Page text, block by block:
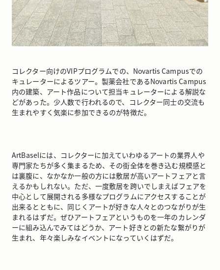
コレクター向けのVIPプログラムでの、Novartis Campusでの
キュレーターによるツアー。製薬会社であるNovartis Campus
内の建築、アート作品について担当キュレーターによる解説な
どがあった。少人数で行われるので、コレクター同士の交流も
生まれやすく気楽に参加できるのが特徴だ。
ArtBaselには、コレクターに加えていわゆるアートの業界人や
専門家たちが多く集まるため、その街全体を巻き込む規模感と
は裏腹に、なかなか一般の方には敷居が高いアートフェアと言
えるかもしれない。ただ、一度敷居を跨いでしまえばフェアを
中心として展開される多様なプログラムにアクセスすることが
出来るとともに、同じくアートが好きな人々とのつながりが生
まれるはずだ。ぜひアートフェアというものを一年のカレンダ
ーに組み込んでみてはどうか、アート好きとの新たな繋がりが
生まれ、年々楽しみなイベントになっていくはずだ。